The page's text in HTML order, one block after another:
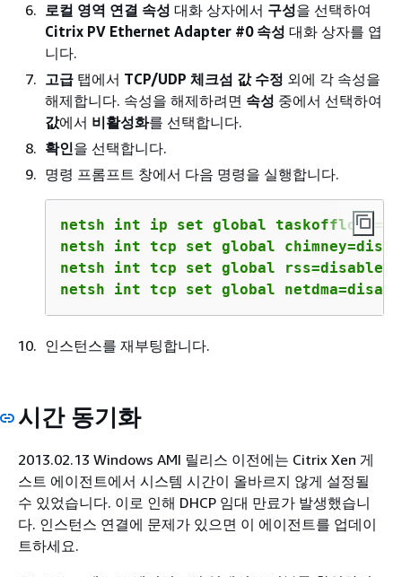
로컬 영역 연결 속성 대화 상자에서 구성을 선택하여
Citrix PV Ethernet Adapter #0 속성 대화 상자를 엽
니다.
고급 탭에서 TCP/UDP 체크섬 값 수정 외에 각 속성을
해제합니다. 속성을 해제하려면 속성 중에서 선택하여
값에서 비활성화를 선택합니다.
확인을 선택합니다.
명령 프롬프트 창에서 다음 명령을 실행합니다.
netsh int ip set global
netsh int tcp set global
netsh int tcp set global rss=disabled
netsh int tcp set global
인스턴스를 재부팅합니다.
시간 동기화
2013.02.13 Windows AMI 릴리스 이전에는 Citrix Xen 게
스트 에이전트에서 시스템 시간이 올바르지 않게 설정될
수 있었습니다. 이로 인해 DHCP 임대 만료가 발생했습니
다. 인스턴스 연결에 문제가 있으면 이 에이전트를 업데이
트하세요.